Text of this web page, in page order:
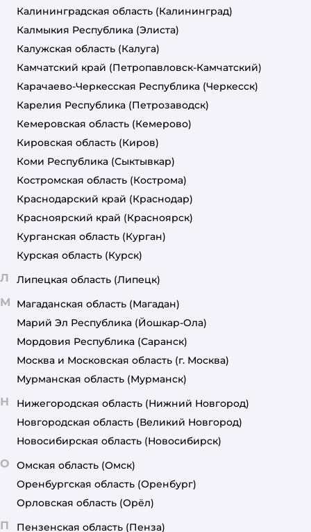
Калининградская область (Калининград)
Калмыкия Республика (Элиста)
Калужская область (Калуга)
Камчатский край (Петропавловск-Камчатский)
Карачаево-Черкесская Республика (Черкесск)
Карелия Республика (Петрозаводск)
Кемеровская область (Кемерово)
Кировская область (Киров)
Коми Республика (Сыктывкар)
Костромская область (Кострома)
Краснодарский край (Краснодар)
Красноярский край (Красноярск)
Курганская область (Курган)
Курская область (Курск)
Л Липецкая область (Липецк)
М Магаданская область (Магадан)
Марий Эл Республика (Йошкар-Ола)
Мордовия Республика (Саранск)
Москва и Московская область (г. Москва)
Мурманская область (Мурманск)
Н Нижегородская область (Нижний Новгород)
Новгородская область (Великий Новгород)
Новосибирская область (Новосибирск)
О Омская область (Омск)
Оренбургская область (Оренбург)
Орловская область (Орёл)
П Пензенская область (Пенза)